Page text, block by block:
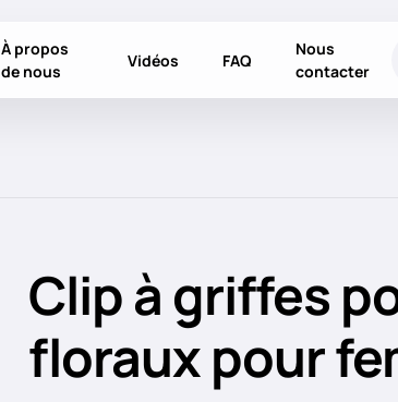
À propos
de nous
Vidéos FAQ
Nous
contacter
Clip à griffes
floraux pour